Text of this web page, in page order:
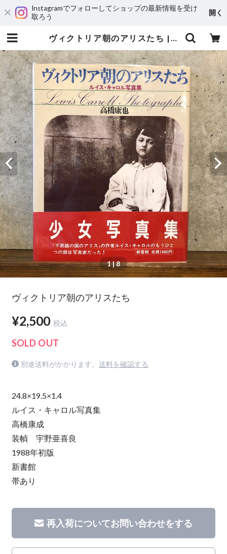
Instagramでフォローしてショップの最新情報を受け
取ろう
開く
ヴィクトリア朝のアリスたち | maintent
1| 8
ヴィクトリア朝のアリスたち
¥2,500 税込
SOLD OUT
別途送料がかかります。 送料を確認する
24.8×19.5×1.4
ルイス・キャロル写真集
高橋康成
装幀 宇野亜喜良
1988年初版
新書館
帯あり
再入荷についてお問い合わせをする